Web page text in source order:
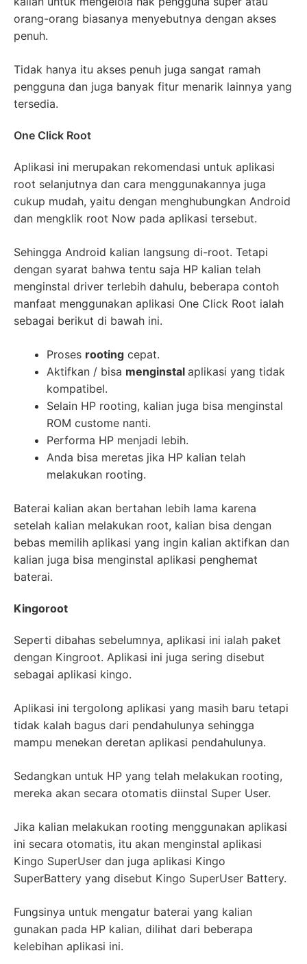
orang-orang biasanya menyebutnya dengan akses
penuh.
Tidak hanya itu akses penuh juga sangat ramah
pengguna dan juga banyak fitur menarik lainnya yang
tersedia.
One Click Root
Aplikasi ini merupakan rekomendasi untuk aplikasi
root selanjutnya dan cara menggunakannya juga
cukup mudah, yaitu dengan menghubungkan Android
dan mengklik root Now pada aplikasi tersebut.
Sehingga Android kalian langsung di-root. Tetapi
dengan syarat bahwa tentu saja HP kalian telah
menginstal driver terlebih dahulu, beberapa contoh
manfaat menggunakan aplikasi One Click Root ialah
sebagai berikut di bawah ini.
Proses rooting cepat.
Aktifkan / bisa menginstal aplikasi yang tidak
kompatibel.
Selain HP rooting, kalian juga bisa menginstal
ROM custome nanti.
Performa HP menjadi lebih.
Anda bisa meretas jika HP kalian telah
melakukan rooting.
Baterai kalian akan bertahan lebih lama karena
setelah kalian melakukan root, kalian bisa dengan
bebas memilih aplikasi yang ingin kalian aktifkan dan
kalian juga bisa menginstal aplikasi penghemat
baterai.
Kingoroot
Seperti dibahas sebelumnya, aplikasi ini ialah paket
dengan Kingroot. Aplikasi ini juga sering disebut
sebagai aplikasi kingo.
Aplikasi ini tergolong aplikasi yang masih baru tetapi
tidak kalah bagus dari pendahulunya sehingga
mampu menekan deretan aplikasi pendahulunya.
Sedangkan untuk HP yang telah melakukan rooting,
mereka akan secara otomatis diinstal Super User.
Jika kalian melakukan rooting menggunakan aplikasi
ini secara otomatis, itu akan menginstal aplikasi
Kingo SuperUser dan juga aplikasi Kingo
SuperBattery yang disebut Kingo SuperUser Battery.
Fungsinya untuk mengatur baterai yang kalian
gunakan pada HP kalian, dilihat dari beberapa
kelebihan aplikasi ini.